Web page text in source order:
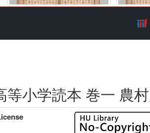
等小学読本 巻一 農